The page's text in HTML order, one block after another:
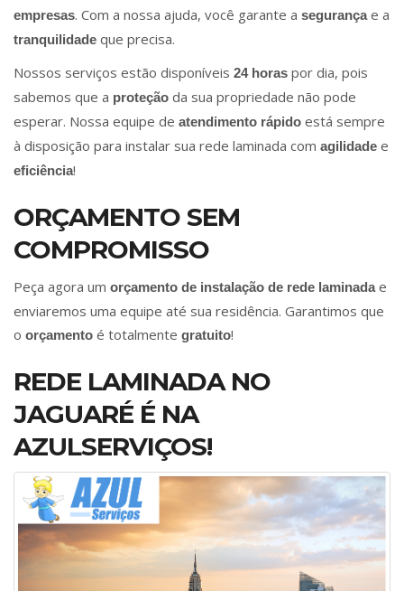
empresas. Com a nossa ajuda, você garante a segurançae a
tranquilidade que precisa.
Nossos serviços estão disponíveis 24 horas por dia, pois
sabemos que a proteção da sua propriedade não pode
esperar. Nossa equipe de atendimento rápido está sempre
à disposição para instalar sua rede laminada com agilidade e
eficiência!
ORÇAMENTO SEM
COMPROMISSO
Peça agora um orçamento de instalação de rede laminadae
enviaremos uma equipe até sua residência. Garantimos que
o orçamento é totalmente gratuito!
REDE LAMINADA NO
JAGUARÉ É NA
AZULSERVIÇOS!